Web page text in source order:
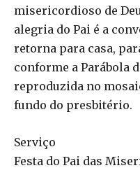
misericordioso de
alegria do Pai é a
retorna para casa,
conforme a Parábola
reproduzida no
fundo do presbitério.
Serviço
Festa do Pai das